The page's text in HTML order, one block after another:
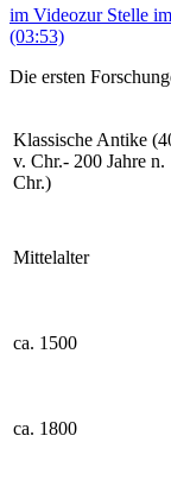
im Videozur Stelle
(03:53)
Die ersten
Klassische Antike
v. Chr.- 200 Jahre n.
Chr.)
Mittelalter
ca. 1500
ca. 1800